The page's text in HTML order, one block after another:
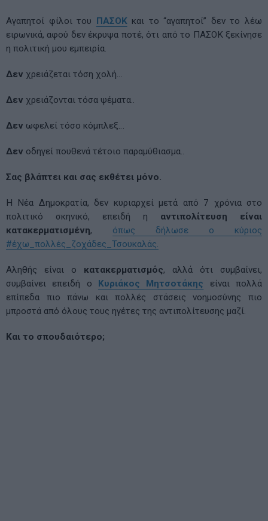
Αγαπητοί φίλοι του ΠΑΣΟΚκαι το “αγαπητοί” δεν το λέω
ειρωνικά, αφού δεν έκρυψα ποτέ, ότι από το ΠΑΣΟΚ ξεκίνησε
η πολιτική μου εμπειρία.
Δεν χρειάζεται τόση χολή…
Δεν χρειάζονται τόσα ψέματα..
Δεν ωφελεί τόσο κόμπλεξ…
Δεν οδηγεί πουθενά τέτοιο παραμύθιασμα..
Σας βλάπτει και σας εκθέτει μόνο.
Η Νέα Δημοκρατία, δεν κυριαρχεί μετά από 7 χρόνια στο
πολιτικό σκηνικό, επειδή η αντιπολίτευση είναι
κατακερματισμένη, όπως δήλωσε ο κύριος
#έχω_πολλές_ζοχάδες_Τσουκαλάς.
Αληθής είναι ο κατακερματισμός, αλλά ότι συμβαίνει,
συμβαίνει επειδή ο Κυριάκος Μητσοτάκης είναι πολλά
επίπεδα πιο πάνω και πολλές στάσεις νοημοσύνης πιο
μπροστά από όλους τους ηγέτες της αντιπολίτευσης μαζί.
Και το σπουδαιότερο;